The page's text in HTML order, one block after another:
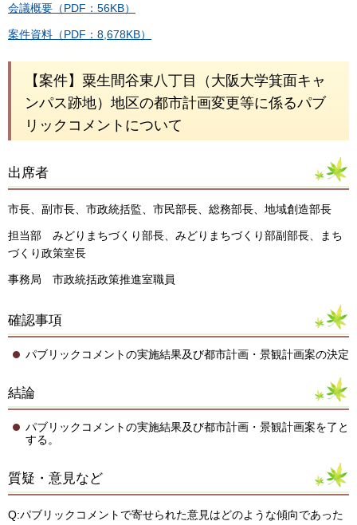
会議概要（PDF：56KB）
案件資料（PDF：8,678KB）
【案件】粟生間谷東八丁目（大阪大学箕面キャ
ンパス跡地）地区の都市計画変更等に係るパブ
リックコメントについて
出席者
市長、副市長、市政統括監、市民部長、総務部長、地域創造部長
担当部 みどりまちづくり部長、みどりまちづくり部副部長、まち
づくり政策室長
事務局 市政統括政策推進室職員
確認事項
パブリックコメントの実施結果及び都市計画・景観計画案の決定
結論
パブリックコメントの実施結果及び都市計画・景観計画案を了と
する。
質疑・意見など
Q:パブリックコメントで寄せられた意見はどのような傾向であった